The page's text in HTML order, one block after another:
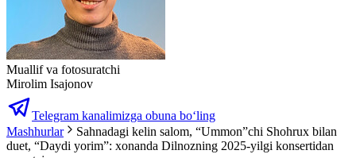
Muallif va fotosuratchi
Mirolim Isajonov
Telegram kanalimizga obuna bo‘ling
Mashhurlar
Sahnadagi kelin salom, “Ummon”chi Shohrux bilan
duet, “Daydi yorim”: xonanda Dilnozning 2025-yilgi konsertidan